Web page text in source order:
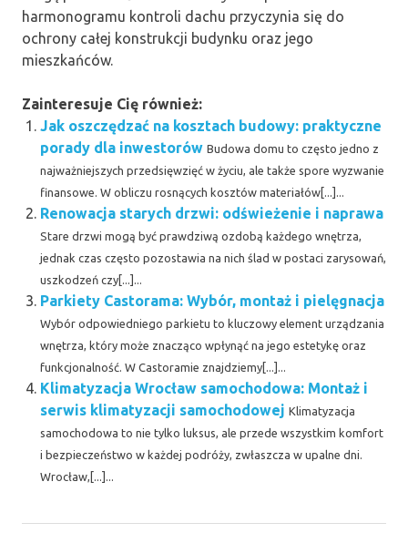
harmonogramu kontroli dachu przyczynia się do
ochrony całej konstrukcji budynku oraz jego
mieszkańców.
Zainteresuje Cię również:
Jak oszczędzać na kosztach budowy: praktyczne
porady dla inwestorów Budowa domu to często jedno z
najważniejszych przedsięwzięć w życiu, ale także spore wyzwanie
finansowe. W obliczu rosnących kosztów materiałów[...]...
Renowacja starych drzwi: odświeżenie i naprawa
Stare drzwi mogą być prawdziwą ozdobą każdego wnętrza,
jednak czas często pozostawia na nich ślad w postaci zarysowań,
uszkodzeń czy[...]...
Parkiety Castorama: Wybór, montaż i pielęgnacja
Wybór odpowiedniego parkietu to kluczowy element urządzania
wnętrza, który może znacząco wpłynąć na jego estetykę oraz
funkcjonalność. W Castoramie znajdziemy[...]...
Klimatyzacja Wrocław samochodowa: Montaż i
serwis klimatyzacji samochodowej Klimatyzacja
samochodowa to nie tylko luksus, ale przede wszystkim komfort
i bezpieczeństwo w każdej podróży, zwłaszcza w upalne dni.
Wrocław,[...]...